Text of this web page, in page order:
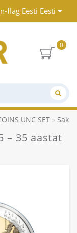
Eesti
0
UNC SET
– 35 aastat